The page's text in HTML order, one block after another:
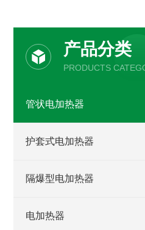
产品分类
PRODUCTS
管状电加热器
护套式电加热器
隔爆型电加热器
电加热器